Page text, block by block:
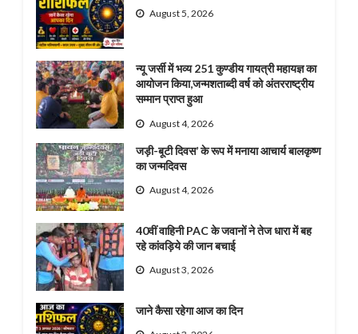
August 5, 2026
न्यू जर्सी में भव्य 251 कुण्डीय गायत्री महायज्ञ का
आयोजन किया,जन्मशताब्दी वर्ष को अंतरराष्ट्रीय
सम्मान प्राप्त हुआ
August 4, 2026
जड़ी-बूटी दिवस’ के रूप में मनाया आचार्य बालकृष्ण
का जन्मदिवस
August 4, 2026
40वीं वाहिनी PAC के जवानों ने तेज धारा में बह
रहे कांवड़िये की जान बचाई
August 3, 2026
जाने कैसा रहेगा आज का दिन